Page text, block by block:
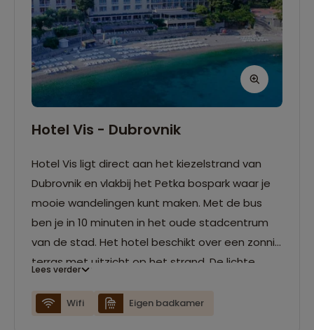
Hotel Vis - Dubrovnik
Hotel Vis ligt direct aan het kiezelstrand van
Dubrovnik en vlakbij het Petka bospark waar je
mooie wandelingen kunt maken. Met de bus
ben je in 10 minuten in het oude stadcentrum
van de stad. Het hotel beschikt over een zonnig
terras met uitzicht op het strand. De lichte
uitzicht op het park of de zee, airconditioning,
Lees verder
Wifi Eigen badkamer